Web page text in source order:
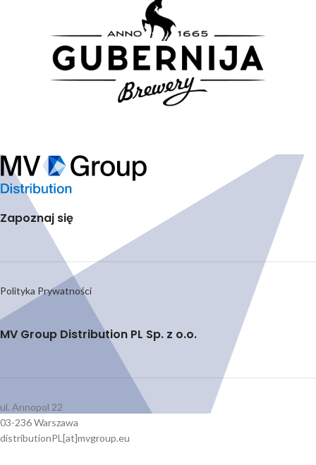
Zapoznaj się
Polityka Prywatności
MV Group Distribution PL Sp. z o.o.
ul. Annopol 22
03-236 Warszawa
distributionPL[at]mvgroup.eu